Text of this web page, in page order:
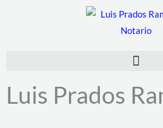
Luis Prados